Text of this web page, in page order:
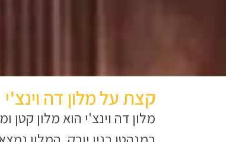
קצת על מלון דה וינצ'י
מלון דה וינצ'י הוא מלון קטן